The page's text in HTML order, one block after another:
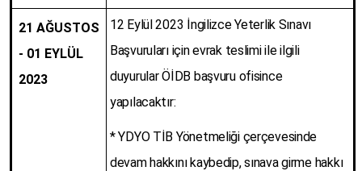
21 AĞUSTOS
- 01 EYLÜL
2023
12 Eylül 2023 İngilizce Yeterlik Sınavı
Başvuruları için evrak teslimi ile ilgili
duyurular ÖİDB başvuru ofisince
yapılacaktır:
* YDYO TİB Yönetmeliği çerçevesinde
devam hakkını kaybedip, sınava girme hakkı